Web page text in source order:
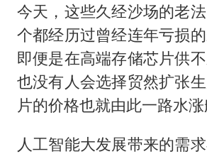
今天，这些久经沙场的老
个都经历过曾经连年亏损
即便是在高端存储芯片供
也没有人会选择贸然扩张
片的价格也就由此一路水涨
人工智能大发展带来的需